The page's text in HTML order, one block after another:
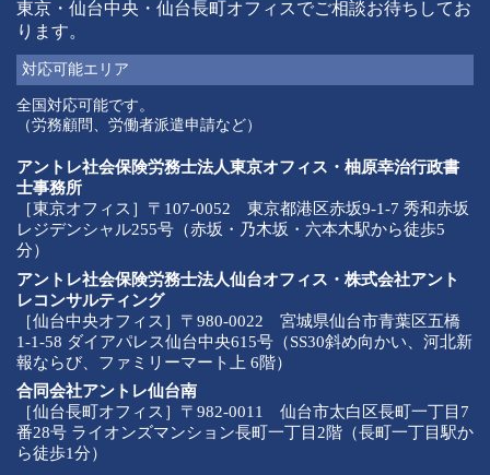
東京・仙台中央・仙台長町オフィスでご相談お待ちしてお
ります。
対応可能エリア
全国対応可能です。
（労務顧問、労働者派遣申請など）
アントレ社会保険労務士法人東京オフィス・柚原幸治行政書
士事務所
［東京オフィス］〒107-0052 東京都港区赤坂9-1-7 秀和赤坂
レジデンシャル255号（赤坂・乃木坂・六本木駅から徒歩5
分）
アントレ社会保険労務士法人仙台オフィス・株式会社アント
レコンサルティング
［仙台中央オフィス］〒980-0022 宮城県仙台市青葉区五橋
1-1-58 ダイアパレス仙台中央615号（SS30斜め向かい、河北新
報ならび、ファミリーマート上 6階）
合同会社アントレ仙台南
［仙台長町オフィス］〒982-0011 仙台市太白区長町一丁目7
番28号 ライオンズマンション長町一丁目2階（長町一丁目駅か
ら徒歩1分）